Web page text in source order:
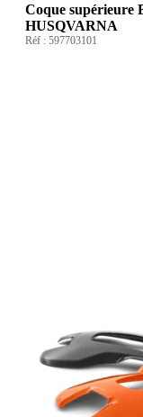
Coque supérieure
HUSQVARNA
Réf : 597703101